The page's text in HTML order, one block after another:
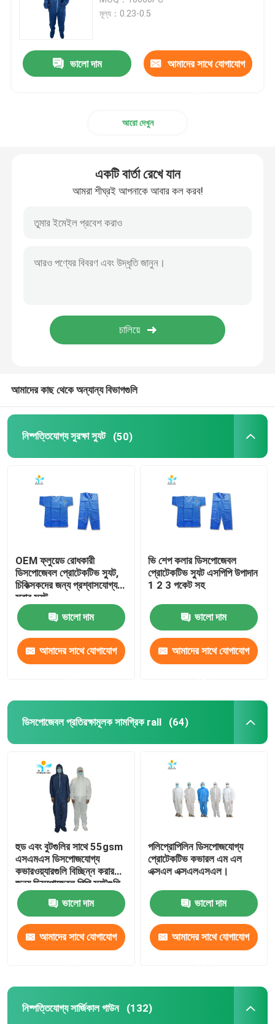
নিষ্পত্তিযোগ্য সার্জিকাল গাউন
এসএমএস নন বোনা ফ্যাব্রিক
3 প্লাই ডিসপোজেবল ফেস মাস্ক
ডিসপোজেবল ল্যাব কোট
ডিসপোজেবল কিমোনো গাউন
ডিসপোজেবল হেয়ার নেট ক্যাপ
মূল্য：0.23-0.5
ভালো দাম আমাদের সাথে যোগাযোগ
আরো দেখুন
একটি বার্তা রেখে যান
আমরা শীঘ্রই আপনাকে আবার কল করব!
আমাদের কাছ থেকে অন্যান্য বিভাগগুলি
নিষ্পত্তিযোগ্য সুরক্ষা স্যুট (50)
OEM ফ্লুয়েড রোধকারী
ডিসপোজেবল প্রোটেকটিভ স্যুট,
চিকিত্সকদের জন্য প্রশ্বাসযোগ্য
স্ক্রাব স্যুট
ভালো দাম
আমাদের সাথে যোগাযোগ
ভি শেপ কলার ডিসপোজেবল
প্রোটেকটিভ স্যুট এসপিপি উপাদান
1 2 3 পকেট সহ
ভালো দাম
আমাদের সাথে যোগাযোগ
ডিসপোজেবল প্রতিরক্ষামূলক সামগ্রিক rall (64)
হুড এবং বুটগুলির সাথে 55gsm
এসএমএস ডিসপোজযোগ্য
কভারওয়্যারগুলি বিচ্ছিন্ন করার
জন্য ডিসপোজেবল পিপি স্যুটগুলি
ভালো দাম
আমাদের সাথে যোগাযোগ
পলিপ্রোপিলিন ডিসপোজযোগ্য
প্রোটেকটিভ কভারল এম এল
এক্সএল এক্সএলএসএল।
ভালো দাম
আমাদের সাথে যোগাযোগ
নিষ্পত্তিযোগ্য সার্জিকাল গাউন (132)